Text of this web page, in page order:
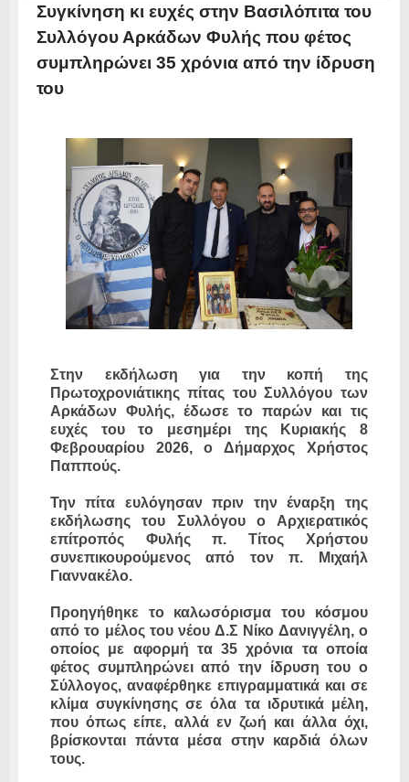
Συγκίνηση κι ευχές στην Βασιλόπιτα του
Συλλόγου Αρκάδων Φυλής που φέτος
συμπληρώνει 35 χρόνια από την ίδρυση
του
Στην εκδήλωση για την κοπή της
Πρωτοχρονιάτικης πίτας του Συλλόγου των
Αρκάδων Φυλής, έδωσε το παρών και τις
ευχές του το μεσημέρι της Κυριακής 8
Φεβρουαρίου 2026, ο Δήμαρχος Χρήστος
Παππούς.
Την πίτα ευλόγησαν πριν την έναρξη της
εκδήλωσης του Συλλόγου ο Αρχιερατικός
επίτροπός Φυλής π. Τίτος Χρήστου
συνεπικουρούμενος από τον π. Μιχαήλ
Γιαννακέλο.
Προηγήθηκε το καλωσόρισμα του κόσμου
από το μέλος του νέου Δ.Σ Νίκο Δανιγγέλη, ο
οποίος με αφορμή τα 35 χρόνια τα οποία
φέτος συμπληρώνει από την ίδρυση του ο
Σύλλογος, αναφέρθηκε επιγραμματικά και σε
κλίμα συγκίνησης σε όλα τα ιδρυτικά μέλη,
που όπως είπε, αλλά εν ζωή και άλλα όχι,
βρίσκονται πάντα μέσα στην καρδιά όλων
τους.